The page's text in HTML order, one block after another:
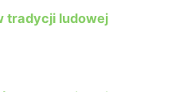
tradycji ludowej